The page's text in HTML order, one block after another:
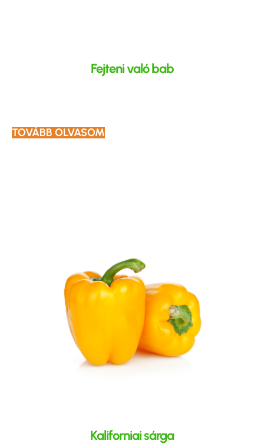
Fejteni való bab
TOVÁBB OLVASOM
Kaliforniai sárga